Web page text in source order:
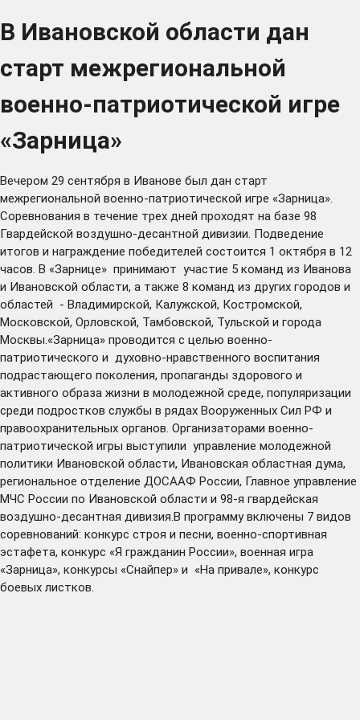
В Ивановской области дан
старт межрегиональной
военно-патриотической игре
«Зарница»
Вечером 29 сентября в Иванове был дан старт
межрегиональной военно-патриотической игре «Зарница».
Соревнования в течение трех дней проходят на базе 98
Гвардейской воздушно-десантной дивизии. Подведение
итогов и награждение победителей состоится 1 октября в 12
часов. В «Зарнице» принимают участие 5 команд из Иванова
и Ивановской области, а также 8 команд из других городов и
областей - Владимирской, Калужской, Костромской,
Московской, Орловской, Тамбовской, Тульской и города
Москвы.«Зарница» проводится с целью военно-
патриотического и духовно-нравственного воспитания
подрастающего поколения, пропаганды здорового и
активного образа жизни в молодежной среде, популяризации
среди подростков службы в рядах Вооруженных Сил РФ и
правоохранительных органов. Организаторами военно-
патриотической игры выступили управление молодежной
политики Ивановской области, Ивановская областная дума,
региональное отделение ДОСААФ России, Главное управление
МЧС России по Ивановской области и 98-я гвардейская
воздушно-десантная дивизия.В программу включены 7 видов
соревнований: конкурс строя и песни, военно-спортивная
эстафета, конкурс «Я гражданин России», военная игра
«Зарница», конкурсы «Снайпер» и «На привале», конкурс
боевых листков.